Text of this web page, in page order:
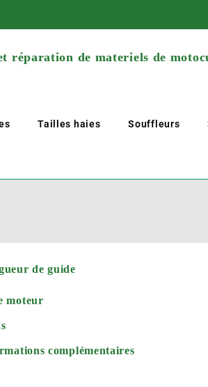
réparation de materiels de
Tailles haies Souffleurs
de guide
moteur
complémentaires